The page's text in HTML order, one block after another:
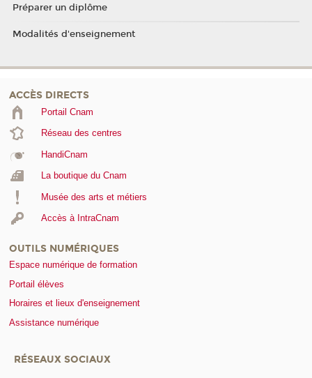
Préparer un diplôme
Modalités d'enseignement
ACCÈS DIRECTS
Portail Cnam
Réseau des centres
HandiCnam
La boutique du Cnam
Musée des arts et métiers
Accès à IntraCnam
OUTILS NUMÉRIQUES
Espace numérique de formation
Portail élèves
Horaires et lieux d'enseignement
Assistance numérique
RÉSEAUX SOCIAUX